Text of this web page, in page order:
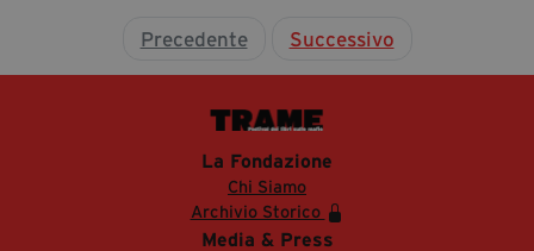
Precedente Successivo
La Fondazione
Chi Siamo
Archivio Storico
Media & Press